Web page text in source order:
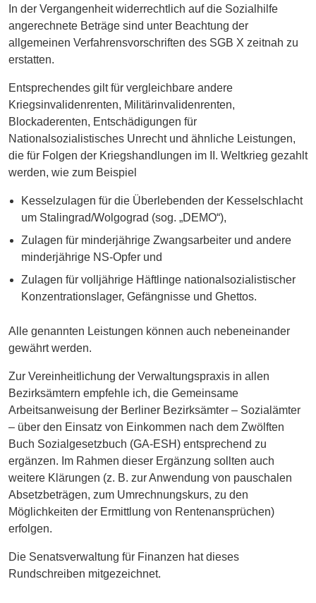
In der Vergangenheit widerrechtlich auf die Sozialhilfe
angerechnete Beträge sind unter Beachtung der
allgemeinen Verfahrensvorschriften des SGB X zeitnah zu
erstatten.
Entsprechendes gilt für vergleichbare andere
Kriegsinvalidenrenten, Militärinvalidenrenten,
Blockaderenten, Entschädigungen für
Nationalsozialistisches Unrecht und ähnliche Leistungen,
die für Folgen der Kriegshandlungen im II. Weltkrieg gezahlt
werden, wie zum Beispiel
Kesselzulagen für die Überlebenden der Kesselschlacht
um Stalingrad/Wolgograd (sog. „DEMO“),
Zulagen für minderjährige Zwangsarbeiter und andere
minderjährige NS-Opfer und
Zulagen für volljährige Häftlinge nationalsozialistischer
Konzentrationslager, Gefängnisse und Ghettos.
Alle genannten Leistungen können auch nebeneinander
gewährt werden.
Zur Vereinheitlichung der Verwaltungspraxis in allen
Bezirksämtern empfehle ich, die Gemeinsame
Arbeitsanweisung der Berliner Bezirksämter – Sozialämter
– über den Einsatz von Einkommen nach dem Zwölften
Buch Sozialgesetzbuch (GA-ESH) entsprechend zu
ergänzen. Im Rahmen dieser Ergänzung sollten auch
weitere Klärungen (z. B. zur Anwendung von pauschalen
Absetzbeträgen, zum Umrechnungskurs, zu den
Möglichkeiten der Ermittlung von Rentenansprüchen)
erfolgen.
Die Senatsverwaltung für Finanzen hat dieses
Rundschreiben mitgezeichnet.